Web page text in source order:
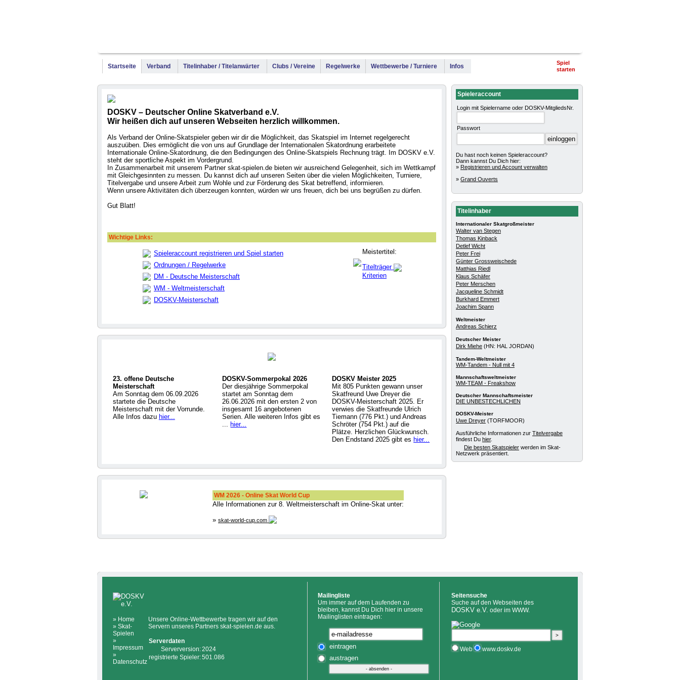
Startseite Verband Titelinhaber / Titelanwärter Clubs / Vereine Regelwerke Wettbewerbe / Turniere Infos
Spiel
starten
DOSKV – Deutscher Online Skatverband e.V.
Wir heißen dich auf unseren Webseiten herzlich willkommen.
Als Verband der Online-Skatspieler geben wir dir die Möglichkeit, das Skatspiel im Internet regelgerecht
auszuüben. Dies ermöglicht die von uns auf Grundlage der Internationalen Skatordnung erarbeitete
Internationale Online-Skatordnung, die den Bedingungen des Online-Skatspiels Rechnung trägt. Im DOSKV e.V.
steht der sportliche Aspekt im Vordergrund.
In Zusammenarbeit mit unserem Partner skat-spielen.de bieten wir ausreichend Gelegenheit, sich im Wettkampf
mit Gleichgesinnten zu messen. Du kannst dich auf unseren Seiten über die vielen Möglichkeiten, Turniere,
Titelvergabe und unsere Arbeit zum Wohle und zur Förderung des Skat betreffend, informieren.
Wenn unsere Aktivitäten dich überzeugen konnten, würden wir uns freuen, dich bei uns begrüßen zu dürfen.
Gut Blatt!
Wichtige Links:
Spieleraccount registrieren und Spiel starten
Ordnungen / Regelwerke
DM - Deutsche Meisterschaft
WM - Weltmeisterschaft
DOSKV-Meisterschaft
Meistertitel:
Titelträger
Kriterien
23. offene Deutsche
Meisterschaft
Am Sonntag dem 06.09.2026
startete die Deutsche
Meisterschaft mit der Vorrunde.
Alle Infos dazu hier...
DOSKV-Sommerpokal 2026
Der diesjährige Sommerpokal
startet am Sonntag dem
26.06.2026 mit den ersten 2 von
insgesamt 16 angebotenen
Serien. Alle weiteren Infos gibt es
... hier...
DOSKV Meister 2025
Mit 805 Punkten gewann unser
Skatfreund Uwe Dreyer die
DOSKV-Meisterschaft 2025. Er
verwies die Skatfreunde Ulrich
Tiemann (776 Pkt.) und Andreas
Schröter (754 Pkt.) auf die
Plätze. Herzlichen Glückwunsch.
Den Endstand 2025 gibt es hier...
WM 2026 - Online Skat World Cup
Alle Informationen zur 8. Weltmeisterschaft im Online-Skat unter:
» skat-world-cup.com
Spieleraccount
Login mit Spielername oder DOSKV-MitgliedsNr.
Passwort
Du hast noch keinen Spieleraccount?
Dann kannst Du Dich hier:
» Registrieren und Account verwalten
» Grand Ouverts
Titelinhaber
Internationaler Skatgroßmeister
Walter van Stegen
Thomas Kinback
Detlef Wicht
Peter Frei
Günter Grossweischede
Matthias Riedl
Klaus Schäfer
Peter Merschen
Jacqueline Schmidt
Burkhard Emmert
Joachim Spann
Weltmeister
Andreas Schierz
Deutscher Meister
Dirk Miehe (HN: HAL JORDAN)
Tandem-Weltmeister
WM-Tandem - Null mit 4
Mannschaftsweltmeister
WM-TEAM - Freakshow
Deutscher Mannschaftsmeister
DIE UNBESTECHLICHEN
DOSKV-Meister
Uwe Dreyer (TORFMOOR)
Ausführliche Informationen zur Titelvergabe
findest Du hier.
Die besten Skatspieler werden im Skat-
Netzwerk präsentiert.
» Home
» Skat-
Spielen
»
Impressum
»
Datenschutz
Unsere Online-Wettbewerbe tragen wir auf den
Servern unseres Partners skat-spielen.de aus.
Serverdaten
Serverversion:2024
registrierte Spieler:501.086
Mailingliste
Um immer auf dem Laufenden zu
bleiben, kannst Du Dich hier in unsere
Mailinglisten eintragen:
eintragen
austragen
Seitensuche
Suche auf den Webseiten des
DOSKV e.V. oder im WWW.
Web www.doskv.de